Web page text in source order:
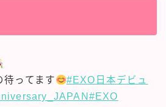
ってます
#EXO日本デビュ
#EXO